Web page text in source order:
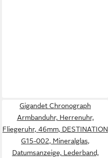
Gigandet Chronograph
Armbanduhr, Herrenuhr,
Fliegeruhr, 46mm, DESTINATION
G15-002, Mineralglas,
Datumsanzeige, Lederband,